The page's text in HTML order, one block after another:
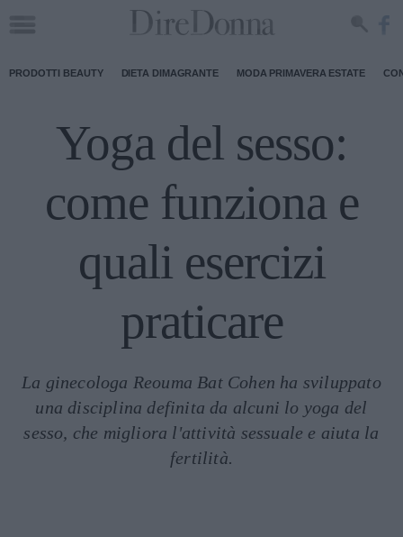
PRODOTTI BEAUTY DIETA DIMAGRANTE MODA PRIMAVERA ESTATE
Yoga del sesso:
come funziona e
quali esercizi
praticare
La ginecologa Reouma Bat Cohen ha sviluppato
una disciplina definita da alcuni lo yoga del
sesso, che migliora l'attività sessuale e aiuta la
fertilità.